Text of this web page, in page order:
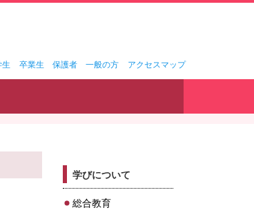
卒業生 保護者 一般の方 アクセスマップ
学びについて
総合教育